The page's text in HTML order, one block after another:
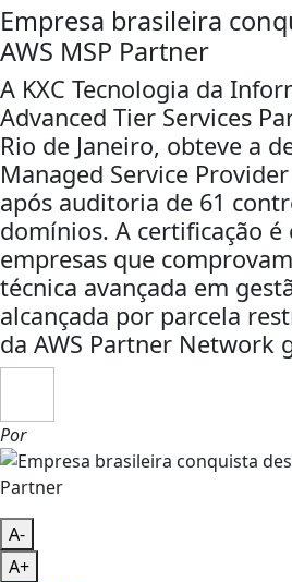
Empresa brasileira
AWS MSP Partner
A KXC Tecnologia da
Advanced Tier Services
Rio de Janeiro, obteve a
Managed Service
após auditoria de 61
domínios. A certificação é
empresas que
técnica avançada em
alcançada por parcela
da AWS Partner Network
Por
A-
A+